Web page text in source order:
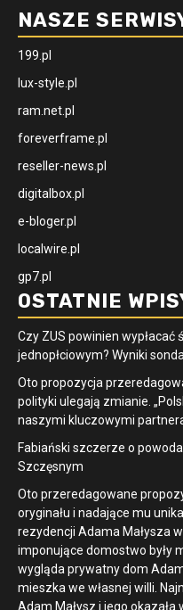
NASZE
199.pl
lux-style.pl
ram.net.pl
foreverframe.pl
reseller-news.pl
digitalbox.pl
e-bloger.pl
localwire.pl
gp7.pl
OSTATNIE
Czy ZUS powinien wypłacać
jednopłciowym? Wyniki
Oto propozycja
polityki ulegają zmianie.
naszymi kluczowymi
Fabiański szczerze o
Szczęsnym
Oto przeredagowane
oryginału i nadające mu
rezydencji Adama Małysza
imponujące domostwo były
wygląda prywatny dom
mieszka we własnej willi.
Adam Małysz i jego